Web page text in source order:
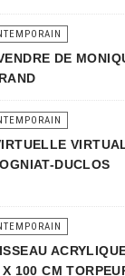
DE
DUCLOS
100 CM